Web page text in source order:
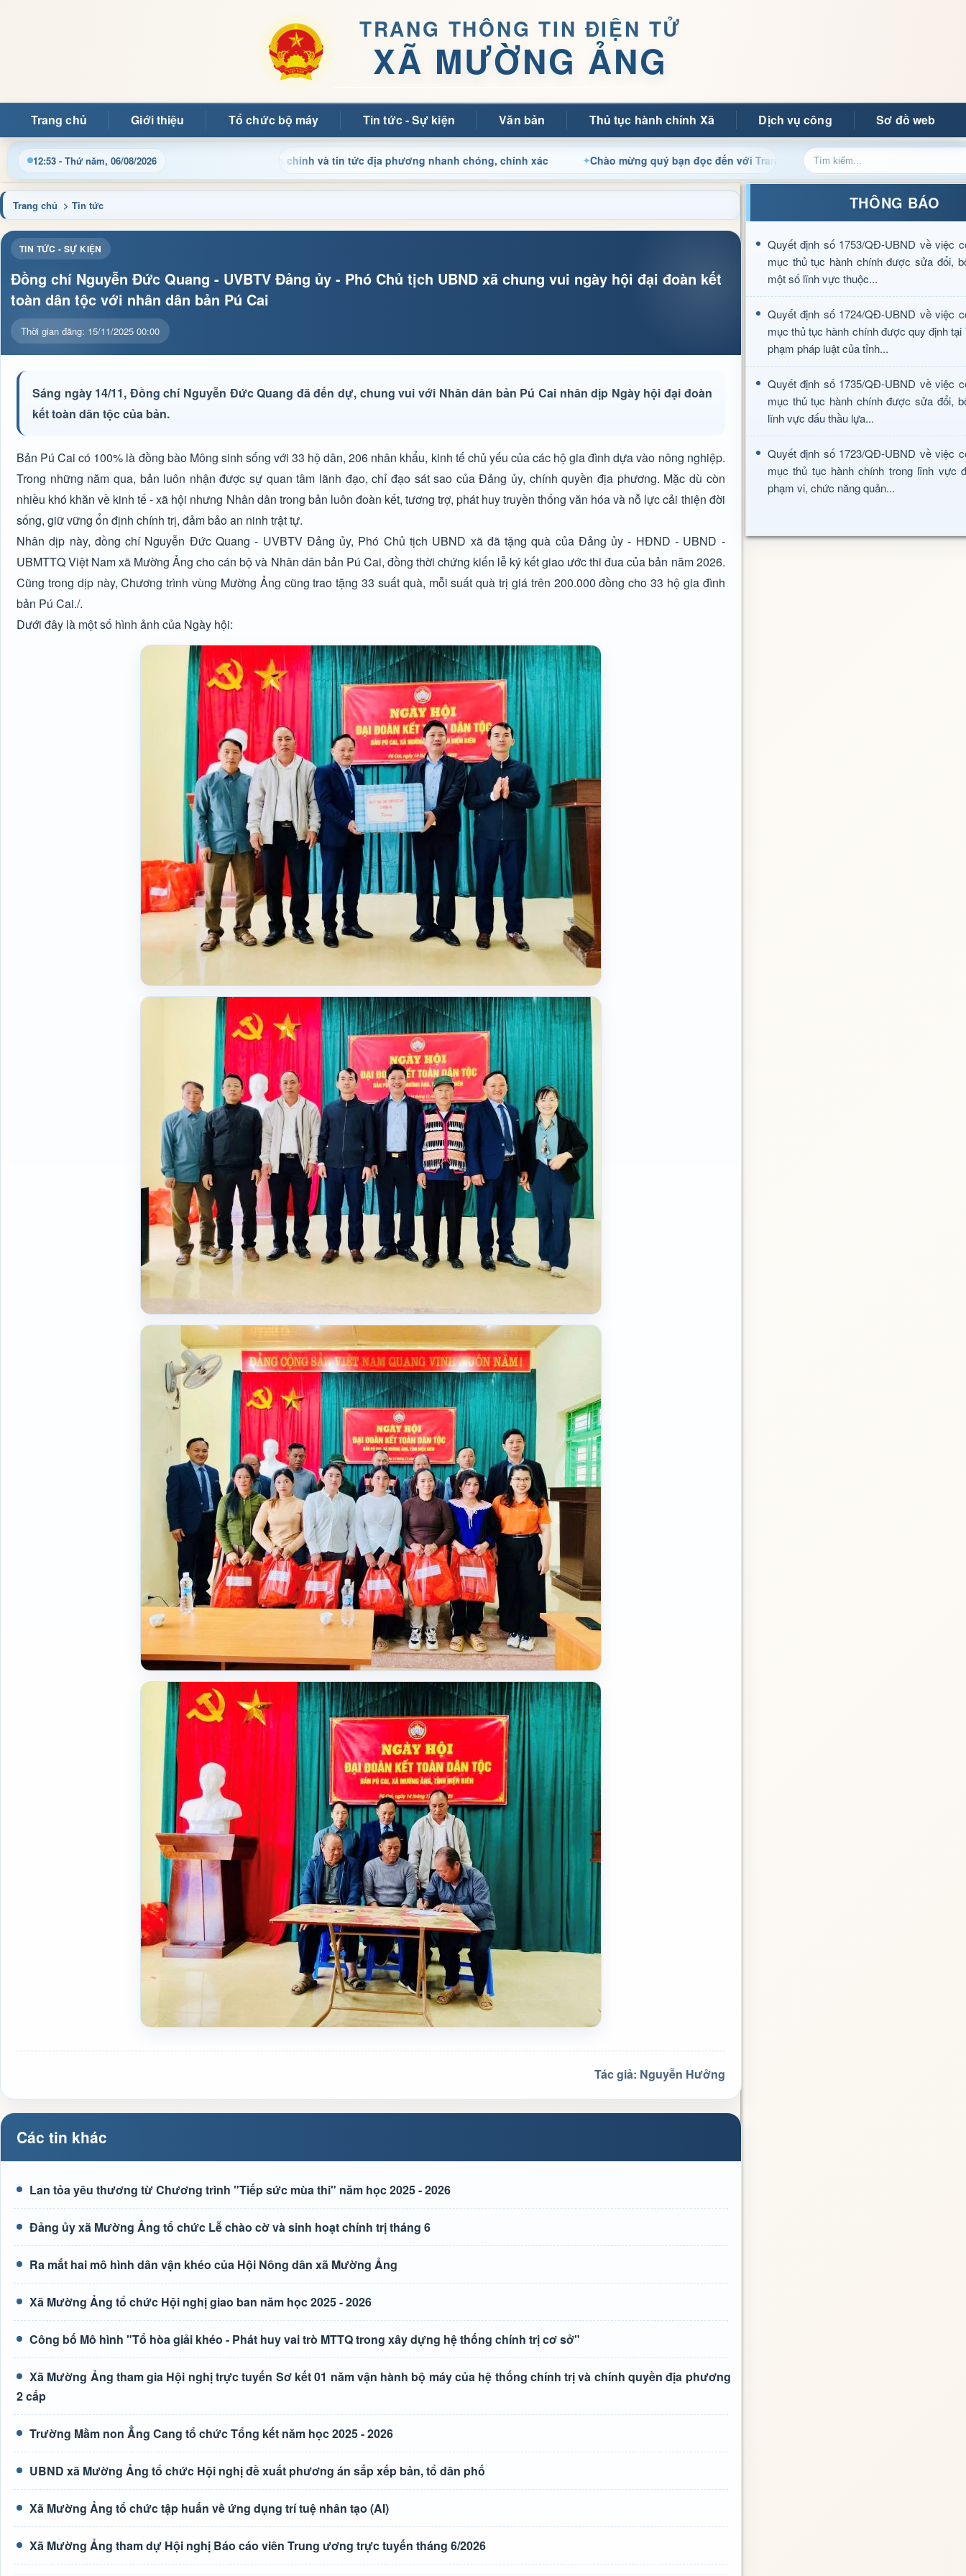
TRANG THÔNG TIN ĐIỆN TỬ
XÃ MƯỜNG ẢNG
Trang chủ Giới thiệu Tổ chức bộ máy Tin tức - Sự kiện Văn bản Thủ tục hành chính Xã Dịch vụ công Sơ đồ web
12:53 - Thứ năm, 06/08/2026
Cập nhật thông tin điều hành, thủ tục hành chính và tin tức địa phương nhanh chóng, chính xác Chào mừng quý bạn đọc đến với Trang thông tin điện tử xã Mường Ảng
Trang chủ > Tin tức
TIN TỨC - SỰ KIỆN
Đồng chí Nguyễn Đức Quang - UVBTV Đảng ủy - Phó Chủ tịch UBND xã chung vui ngày hội đại đoàn kết
toàn dân tộc với nhân dân bản Pú Cai
Thời gian đăng: 15/11/2025 00:00
Sáng ngày 14/11, Đồng chí Nguyễn Đức Quang đã đến dự, chung vui với Nhân dân bản Pú Cai nhân dịp Ngày hội đại đoàn
kết toàn dân tộc của bản.
Bản Pú Cai có 100% là đồng bào Mông sinh sống với 33 hộ dân, 206 nhân khẩu, kinh tế chủ yếu của các hộ gia đình dựa vào nông nghiệp.
Trong những năm qua, bản luôn nhận được sự quan tâm lãnh đạo, chỉ đạo sát sao của Đảng ủy, chính quyền địa phương. Mặc dù còn
nhiều khó khăn về kinh tế - xã hội nhưng Nhân dân trong bản luôn đoàn kết, tương trợ, phát huy truyền thống văn hóa và nỗ lực cải thiện đời
sống, giữ vững ổn định chính trị, đảm bảo an ninh trật tự.
Nhân dịp này, đồng chí Nguyễn Đức Quang - UVBTV Đảng ủy, Phó Chủ tịch UBND xã đã tặng quà của Đảng ủy - HĐND - UBND -
UBMTTQ Việt Nam xã Mường Ảng cho cán bộ và Nhân dân bản Pú Cai, đồng thời chứng kiến lễ ký kết giao ước thi đua của bản năm 2026.
Cũng trong dịp này, Chương trình vùng Mường Ảng cũng trao tặng 33 suất quà, mỗi suất quà trị giá trên 200.000 đồng cho 33 hộ gia đình
bản Pú Cai./.
Dưới đây là một số hình ảnh của Ngày hội:
Tác giả: Nguyễn Hưởng
Các tin khác
Lan tỏa yêu thương từ Chương trình "Tiếp sức mùa thi" năm học 2025 - 2026
Đảng ủy xã Mường Ảng tổ chức Lễ chào cờ và sinh hoạt chính trị tháng 6
Ra mắt hai mô hình dân vận khéo của Hội Nông dân xã Mường Ảng
Xã Mường Ảng tổ chức Hội nghị giao ban năm học 2025 - 2026
Công bố Mô hình "Tổ hòa giải khéo - Phát huy vai trò MTTQ trong xây dựng hệ thống chính trị cơ sở"
Xã Mường Ảng tham gia Hội nghị trực tuyến Sơ kết 01 năm vận hành bộ máy của hệ thống chính trị và chính quyền địa phương
2 cấp
Trường Mầm non Ẳng Cang tổ chức Tổng kết năm học 2025 - 2026
UBND xã Mường Ảng tổ chức Hội nghị đề xuất phương án sắp xếp bản, tổ dân phố
Xã Mường Ảng tổ chức tập huấn về ứng dụng trí tuệ nhân tạo (AI)
Xã Mường Ảng tham dự Hội nghị Báo cáo viên Trung ương trực tuyến tháng 6/2026
THÔNG BÁO
Quyết định số 1753/QĐ-UBND về việc
mục thủ tục hành chính được sửa đổi,
một số lĩnh vực thuộc...
Quyết định số 1724/QĐ-UBND về việc
mục thủ tục hành chính được quy định tại
phạm pháp luật của tỉnh...
Quyết định số 1735/QĐ-UBND về việc
mục thủ tục hành chính được sửa đổi,
lĩnh vực đấu thầu lựa...
Quyết định số 1723/QĐ-UBND về việc
mục thủ tục hành chính trong lĩnh vực
phạm vi, chức năng quản...